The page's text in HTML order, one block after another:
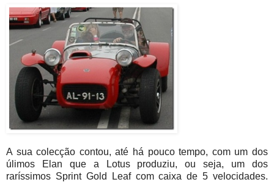
A sua colecção contou, até há pouco tempo, com um dos
úlimos Elan que a Lotus produziu, ou seja, um dos
raríssimos Sprint Gold Leaf com caixa de 5 velocidades.